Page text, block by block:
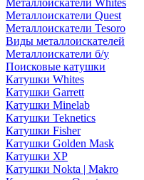
Металлоискатели Whites
Металлоискатели Quest
Металлоискатели Tesoro
Виды металлоискателей
Металлоискатели б/у
Поисковые катушки
Катушки Whites
Катушки Garrett
Катушки Minelab
Катушки Teknetics
Катушки Fisher
Катушки Golden Mask
Катушки XP
Катушки Nokta | Makro